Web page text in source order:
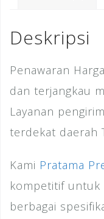
k
Deskripsi
Penawaran
dan terjangkau
Layanan
terdekat daerah
Kami Pratama
kompetitif untuk
berbagai